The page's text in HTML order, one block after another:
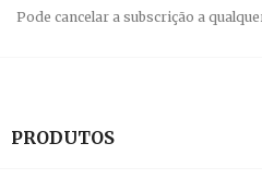
Pode cancelar a subscrição a
PRODUTOS